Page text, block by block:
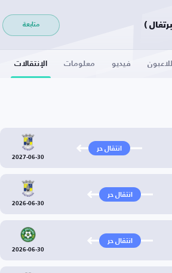
متابعة
اللاعبون فيديو معلومات الإنتقالات
انتقال حر
2027-06-30
انتقال حر
2026-06-30
انتقال حر
2026-06-30